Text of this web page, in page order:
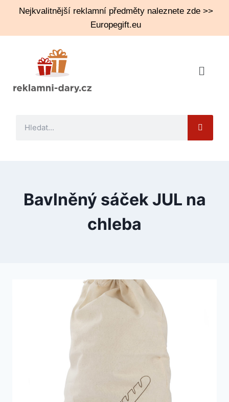
Nejkvalitnější reklamní předměty naleznete zde >>
Europegift.eu
Bavlněný sáček JUL na
chleba